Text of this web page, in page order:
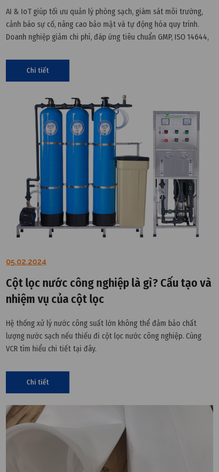
AI & IoT giúp tối ưu quản lý phòng sạch, giám sát môi trường,
cảnh báo sự cố, nâng cao bảo mật và tự động hóa quy trình.
Doanh nghiệp giảm chi phí, đáp ứng tiêu chuẩn GMP, ISO 14644,
Digital Twin hứa hẹn cải tiến mạnh mẽ.
Chi tiết
05.02.2024
Cột lọc nước công nghiệp là gì? Cấu tạo và
nhiệm vụ của cột lọc
Hệ thống xử lý nước công suất lớn không thể đảm bảo chất
lượng nước sạch nếu thiếu đi cột lọc nước công nghiệp. Cùng
VCR tìm hiểu chi tiết tại đây.
Chi tiết